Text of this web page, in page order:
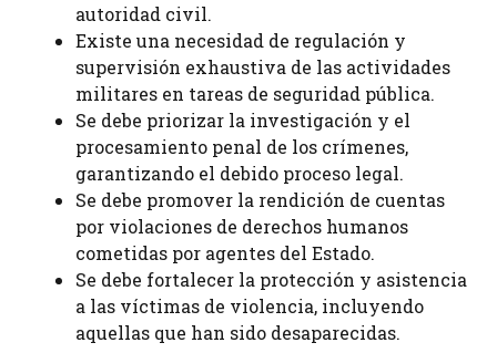
autoridad civil.
Existe una necesidad de regulación y
supervisión exhaustiva de las actividades
militares en tareas de seguridad pública.
Se debe priorizar la investigación y el
procesamiento penal de los crímenes,
garantizando el debido proceso legal.
Se debe promover la rendición de cuentas
por violaciones de derechos humanos
cometidas por agentes del Estado.
Se debe fortalecer la protección y asistencia
a las víctimas de violencia, incluyendo
aquellas que han sido desaparecidas.